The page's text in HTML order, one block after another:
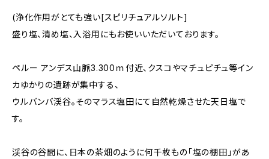
(浄化作用がとても強い[スピリチュアルソルト]
盛り塩、清め塩、入浴用にもお使いいただいております。
ペルー アンデス山脈3.300ｍ付近、クスコやマチュピチュ等イン
カゆかりの遺跡が集中する、
ウルバンバ渓谷。そのマラス塩田にて自然乾燥させた天日塩で
す。
渓谷の谷間に、日本の茶畑のように何千枚もの「塩の棚田」があ